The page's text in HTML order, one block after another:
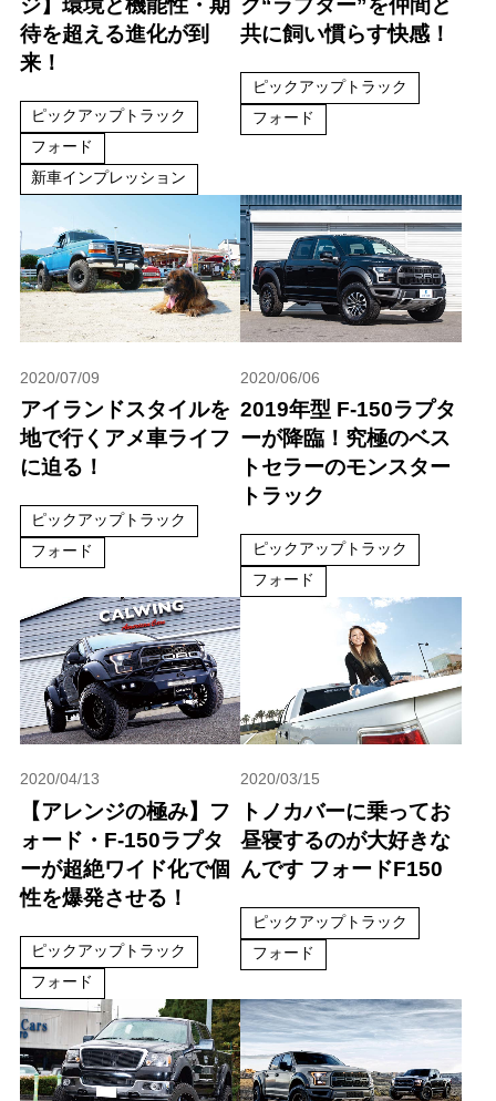
ジ】環境と機能性・期
待を超える進化が到
来！
ピックアップトラック
フォード
新車インプレッション
ク“ラプター”を仲間と
共に飼い慣らす快感！
ピックアップトラック
フォード
2020/07/09
アイランドスタイルを
地で行くアメ車ライフ
に迫る！
ピックアップトラック
フォード
2020/06/06
2019年型 F-150ラプタ
ーが降臨！究極のベス
トセラーのモンスター
トラック
ピックアップトラック
フォード
2020/04/13
【アレンジの極み】フ
ォード・F-150ラプタ
ーが超絶ワイド化で個
性を爆発させる！
ピックアップトラック
フォード
2020/03/15
トノカバーに乗ってお
昼寝するのが大好きな
んです フォードF150
ピックアップトラック
フォード